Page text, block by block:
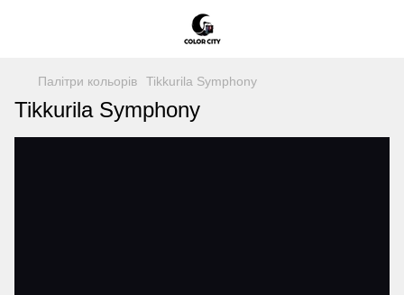
Палітри кольорів Tikkurila Symphony
Tikkurila Symphony